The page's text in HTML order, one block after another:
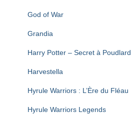
God of War
Grandia
Harry Potter – Secret à Poudlard
Harvestella
Hyrule Warriors : L’Ère du Fléau
Hyrule Warriors Legends